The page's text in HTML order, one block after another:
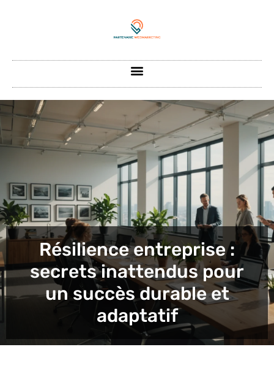
Résilience entreprise :
secrets inattendus pour
un succès durable et
adaptatif